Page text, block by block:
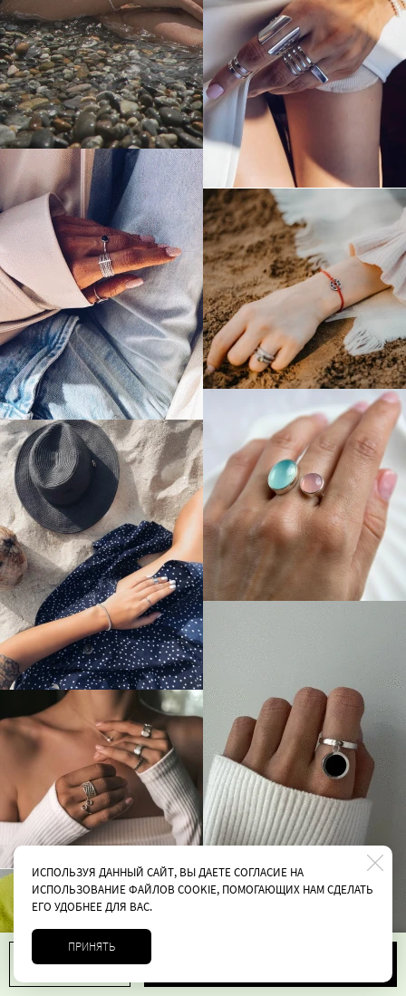
1
ИСПОЛЬЗУЯ ДАННЫЙ САЙТ, ВЫ ДАЕТЕ СОГЛАСИЕ НА
ИСПОЛЬЗОВАНИЕ ФАЙЛОВ COOKIE, ПОМОГАЮЩИХ НАМ СДЕЛАТЬ
ЕГО УДОБНЕЕ ДЛЯ ВАС.
ПРИНЯТЬ